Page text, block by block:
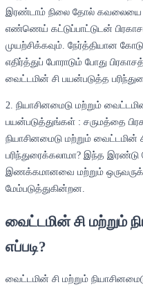
இரண்டாம் நிலை தோல் கவலையை
எண்ணெய் கட்டுப்பாட்டுடன்
முயற்சிக்கவும். நேர்த்தியான
எதிர்த்துப் போராடும் போது
வைட்டமின் சி பயன்படுத்த
2. நியாசினமைடு மற்றும்
பயன்படுத்துங்கள் : சருமத்தை
நியாசினமைடு மற்றும்
பரிந்துரைக்கலாமா? இந்த
இணக்கமானவை மற்றும்
மேம்படுத்துகின்றன.
வைட்டமின் சி மற்றும்
எப்படி?
வைட்டமின் சி மற்றும்